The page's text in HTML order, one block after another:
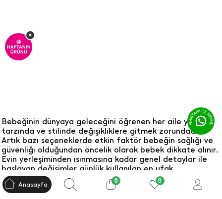
Bebeğinin dünyaya geleceğini öğrenen her aile yaşam
tarzında ve stilinde değişikliklere gitmek zorundadır.
Artık bazı seçeneklerde etkin faktör bebeğin sağlığı ve
güvenliği olduğundan öncelik olarak bebek dikkate alınır.
Evin yerleşiminden ısınmasına kadar genel detaylar ile
başlayan değişimler günlük kullanılan en ufak
malzemelere kadar sirayet eder. Bebek doğmadan
önceki hamilelik döneminde öncelik annenin sağlığı
Anasayfa 0 0
🤩
HAFTANIN
ÜRÜNÜ
×